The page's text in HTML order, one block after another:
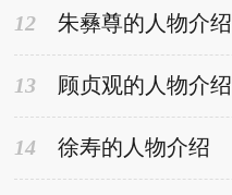
12 朱彝尊的人物介绍
13 顾贞观的人物介绍
14 徐寿的人物介绍